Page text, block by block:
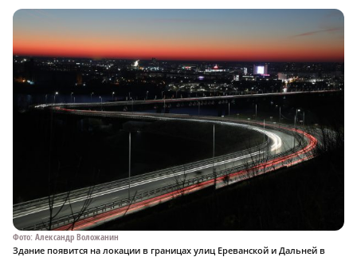
Фото: Александр Воложанин
Здание появится на локации в границах улиц Ереванской и Дальней в